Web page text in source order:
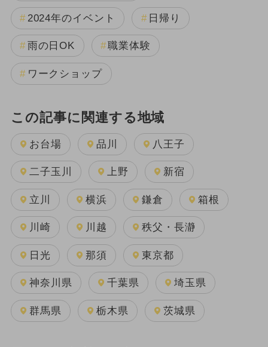
2024年のイベント 日帰り
雨の日OK 職業体験
ワークショップ
この記事に関連する地域
お台場 品川 八王子
二子玉川 上野 新宿
立川 横浜 鎌倉 箱根
川崎 川越 秩父・長瀞
日光 那須 東京都
神奈川県 千葉県 埼玉県
群馬県 栃木県 茨城県